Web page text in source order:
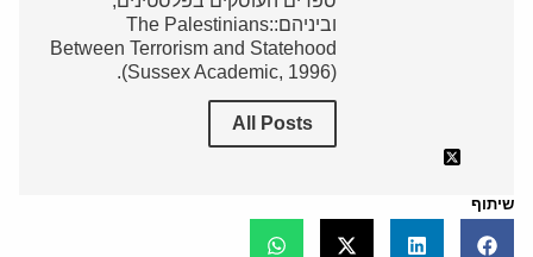
וביניהם:The Palestinians:
Between Terrorism and Statehood
(Sussex Academic, 1996).
All Posts
שיתוף